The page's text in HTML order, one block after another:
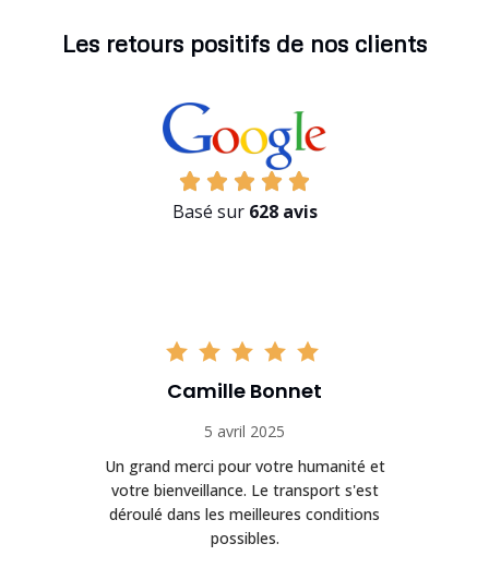
Les retours positifs de nos clients
Basé sur 628 avis
Camille Bonnet
5 avril 2025
Un grand merci pour votre humanité et
votre bienveillance. Le transport s'est
déroulé dans les meilleures conditions
possibles.